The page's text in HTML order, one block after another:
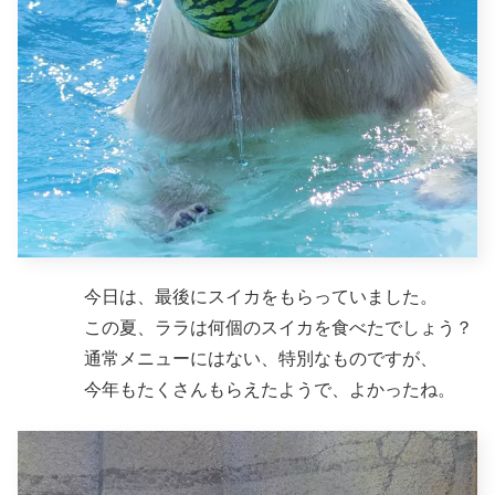
今日は、最後にスイカをもらっていました。
この夏、ララは何個のスイカを食べたでしょう？
通常メニューにはない、特別なものですが、
今年もたくさんもらえたようで、よかったね。